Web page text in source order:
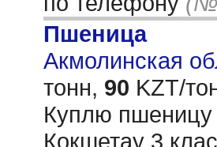
Пшеница
Акмолинская
тонн, 90 KZT/
Куплю пшеницу
Кокшетау 3